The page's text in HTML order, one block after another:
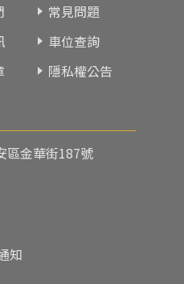
常見問題
車位查詢
隱私權公告
區金華街187號
知